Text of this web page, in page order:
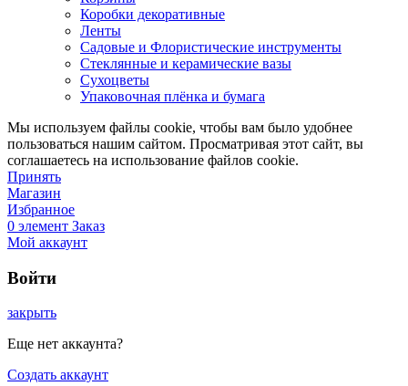
Коробки декоративные
Ленты
Садовые и Флористические инструменты
Стеклянные и керамические вазы
Сухоцветы
Упаковочная плёнка и бумага
Мы используем файлы cookie, чтобы вам было удобнее
пользоваться нашим сайтом. Просматривая этот сайт, вы
соглашаетесь на использование файлов cookie.
Принять
Магазин
Избранное
0 элемент Заказ
Мой аккаунт
Войти
закрыть
Еще нет аккаунта?
Создать аккаунт